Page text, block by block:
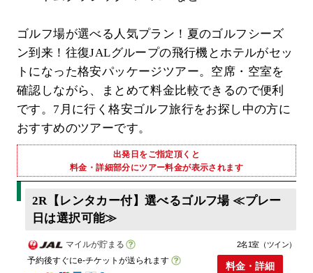
ゴルフ場が選べる人気プラン！夏のゴルフシーズ
ン到来！往復JALグループの飛行機とホテルがセッ
トになった格安パッケージツアー。空席・空室を
確認しながら、まとめて料金比較できるので便利
です。7月に行く格安ゴルフ旅行をお探し中の方に
おすすめのツアーです。
出発日をご指定頂くと
料金・詳細部分にツアー料金が表示されます
2R【レンタカー付】選べるゴルフ場 ≪プレー
日は選択可能≫
マイルが貯まる
予約後すぐにe-チケットが送られます
2名1室（ツイン）
料金・詳細